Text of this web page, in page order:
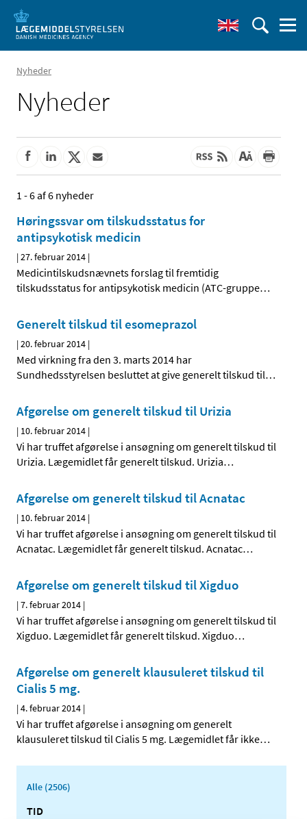
Nyheder
Nyheder
1 - 6 af 6 nyheder
Høringssvar om tilskudsstatus for
antipsykotisk medicin
|27. februar 2014 |
Medicintilskudsnævnets forslag til fremtidig
tilskudsstatus for antipsykotisk medicin (ATC-gruppe…
Generelt tilskud til esomeprazol
|20. februar 2014 |
Med virkning fra den 3. marts 2014 har
Sundhedsstyrelsen besluttet at give generelt tilskud til…
Afgørelse om generelt tilskud til Urizia
| 10. februar 2014 |
Vi har truffet afgørelse i ansøgning om generelt tilskud til
Urizia. Lægemidlet får generelt tilskud. Urizia…
Afgørelse om generelt tilskud til Acnatac
| 10. februar 2014 |
Vi har truffet afgørelse i ansøgning om generelt tilskud til
Acnatac. Lægemidlet får generelt tilskud. Acnatac…
Afgørelse om generelt tilskud til Xigduo
|7. februar 2014 |
Vi har truffet afgørelse i ansøgning om generelt tilskud til
Xigduo. Lægemidlet får generelt tilskud. Xigduo…
Afgørelse om generelt klausuleret tilskud til
Cialis 5 mg.
|4. februar 2014 |
Vi har truffet afgørelse i ansøgning om generelt
klausuleret tilskud til Cialis 5 mg. Lægemidlet får ikke…
Alle (2506)
TID